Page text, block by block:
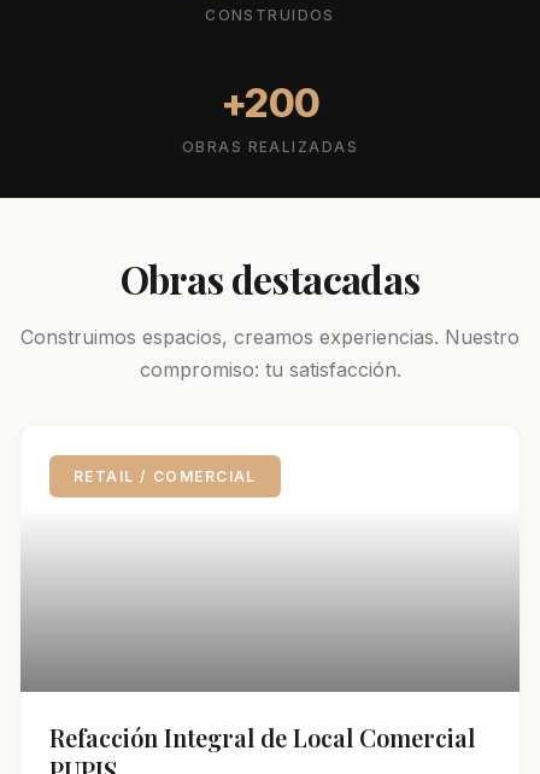
CONSTRUIDOS
+200
OBRAS REALIZADAS
Obras destacadas
Construimos espacios, creamos experiencias. Nuestro
compromiso: tu satisfacción.
RETAIL / COMERCIAL
Refacción Integral de Local Comercial